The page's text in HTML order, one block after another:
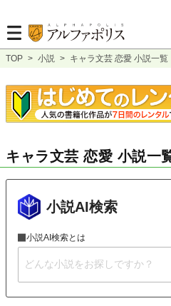
TOP > 小説 > キャラ文芸 恋愛 小説一覧
キャラ文芸 恋愛 小説一
小説AI検索
小説AI検索とは